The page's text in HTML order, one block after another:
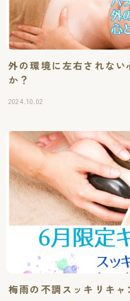
外の環境に左右されな
か？
2024.10.02
梅雨の不調スッキリキ